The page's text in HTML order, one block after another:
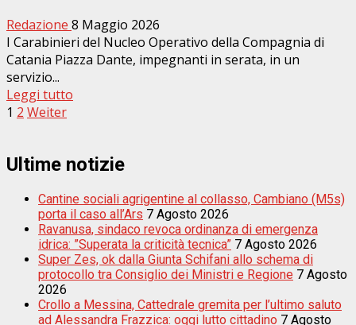
Redazione 8 Maggio 2026
I Carabinieri del Nucleo Operativo della Compagnia di
Catania Piazza Dante, impegnanti in serata, in un
servizio...
Leggi tutto
Paginazione
articoli
1 2 Weiter
Ultime notizie
Cantine sociali agrigentine al collasso, Cambiano (M5s)
porta il caso all’Ars 7 Agosto 2026
Ravanusa, sindaco revoca ordinanza di emergenza
idrica: ”Superata la criticità tecnica” 7 Agosto 2026
Super Zes, ok dalla Giunta Schifani allo schema di
protocollo tra Consiglio dei Ministri e Regione 7 Agosto
2026
Crollo a Messina, Cattedrale gremita per l’ultimo saluto
ad Alessandra Frazzica: oggi lutto cittadino 7 Agosto